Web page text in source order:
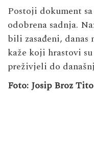
Postoji dokument
odobrena sadnja.
bili zasađeni, danas
kaže koji hrastovi
preživjeli do
Foto: Josip Broz